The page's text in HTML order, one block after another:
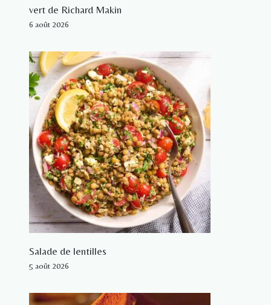
vert de Richard Makin
6 août 2026
Salade de lentilles
5 août 2026